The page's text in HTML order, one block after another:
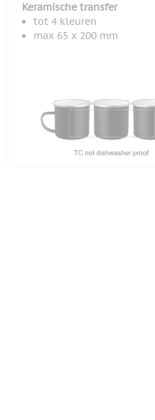
Keramische transfer
tot 4 kleuren
max 65 x 200 mm